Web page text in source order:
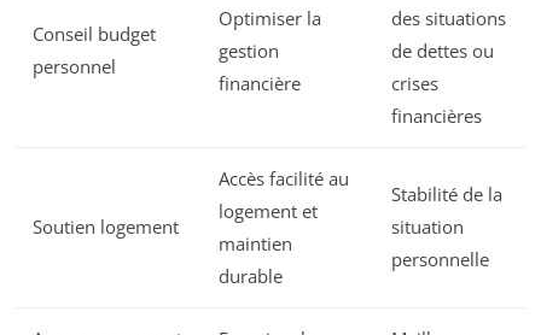
Conseil budget
personnel
Optimiser la
gestion
financière
des situations
de dettes ou
crises
financières
Soutien logement
Accès facilité au
logement et
maintien
durable
Stabilité de la
situation
personnelle